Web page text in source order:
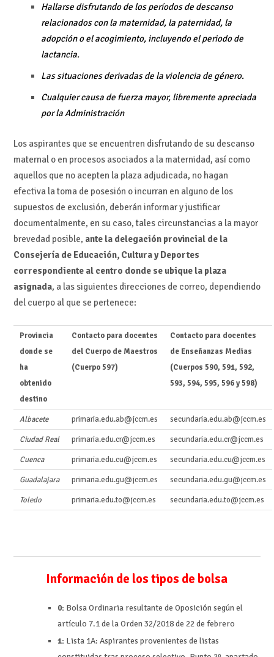
Hallarse disfrutando de los períodos de descanso
relacionados con la maternidad, la paternidad, la
adopción o el acogimiento, incluyendo el periodo de
lactancia.
Las situaciones derivadas de la violencia de género.
Cualquier causa de fuerza mayor, libremente apreciada
por la Administración
Los aspirantes que se encuentren disfrutando de su descanso
maternal o en procesos asociados a la maternidad, así como
aquellos que no acepten la plaza adjudicada, no hagan
efectiva la toma de posesión o incurran en alguno de los
supuestos de exclusión, deberán informar y justificar
documentalmente, en su caso, tales circunstancias a la mayor
brevedad posible, ante la delegación provincial de la
Consejería de Educación, Cultura y Deportes
correspondiente al centro donde se ubique la plaza
asignada, a las siguientes direcciones de correo, dependiendo
del cuerpo al que se pertenece:
Provincia
donde se
ha
obtenido
destino
Contacto para docentes
del Cuerpo de Maestros
(Cuerpo 597)
Contacto para docentes
de Enseñanzas Medias
(Cuerpos 590, 591, 592,
593, 594, 595, 596 y 598)
Albacete primaria.edu.ab@jccm.es secundaria.edu.ab@jccm.es
Ciudad Real primaria.edu.cr@jccm.es secundaria.edu.cr@jccm.es
Cuenca primaria.edu.cu@jccm.es secundaria.edu.cu@jccm.es
Guadalajara primaria.edu.gu@jccm.es secundaria.edu.gu@jccm.es
Toledo primaria.edu.to@jccm.es secundaria.edu.to@jccm.es
Información de los tipos de bolsa
0: Bolsa Ordinaria resultante de Oposición según el
artículo 7.1 de la Orden 32/2018 de 22 de febrero
1: Lista 1A: Aspirantes provenientes de listas